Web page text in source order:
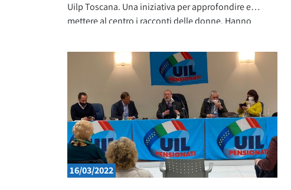
Uilp Toscana. Una iniziativa per approfondire e
mettere al centro i racconti delle donne. Hanno
nazionale Uilp e responsabile CPO, Annalisa
Nocentini, Segretaria Generale Uilp Toscana, Lia Tosi,
responsabile CPO Uilp Toscana e
16/03/2022